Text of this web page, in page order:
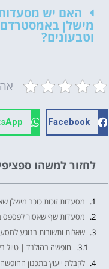
האם יש
מישלן
וטבעונים?
Facebook
לחזור למשהו
מסעדות זוכות כוכב
מסעדות שף שאסור
שאלות ותשובות בנוגע
חופשה בהולנד | טיול
לקבלת ייעוץ בתכנון